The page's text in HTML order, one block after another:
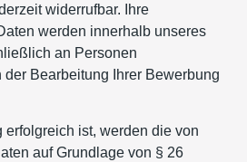
widerrufbar. Ihre
werden innerhalb unseres
an Personen
Bearbeitung Ihrer Bewerbung
erfolgreich ist, werden die von
auf Grundlage von § 26